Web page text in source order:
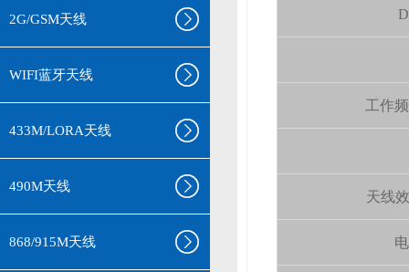
2G/GSM天线
WIFI蓝牙天线
433M/LORA天线
490M天线
868/915M天线
工作
天线